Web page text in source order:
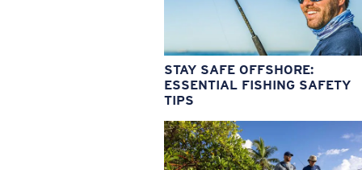
STAY SAFE OFFSHORE:
ESSENTIAL FISHING SAFETY
TIPS